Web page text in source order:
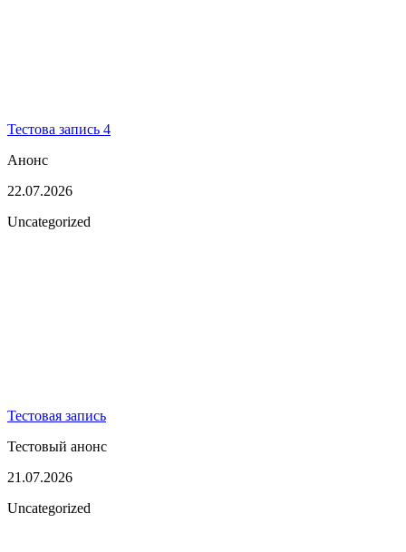
Тестова запись 4
Анонс
22.07.2026
Uncategorized
Тестовая запись
Тестовый анонс
21.07.2026
Uncategorized